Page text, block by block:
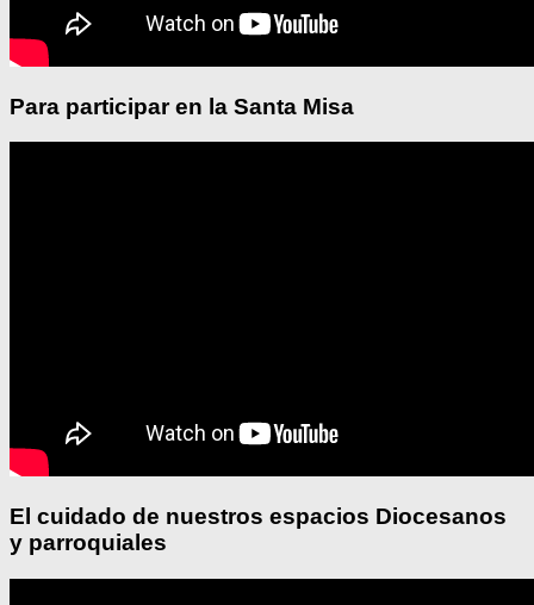
Para participar en la Santa Misa
El cuidado de nuestros espacios Diocesanos
y parroquiales